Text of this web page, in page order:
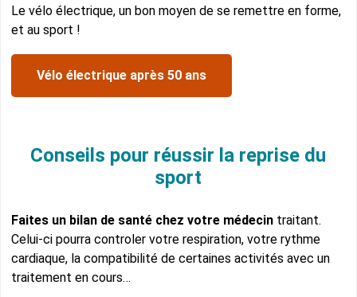
Le vélo électrique, un bon moyen de se remettre en forme,
et au sport !
Vélo électrique après 50 ans
Conseils pour réussir la reprise du
sport
Faites un bilan de santé chez votre médecin traitant.
Celui-ci pourra controler votre respiration, votre rythme
cardiaque, la compatibilité de certaines activités avec un
traitement en cours…